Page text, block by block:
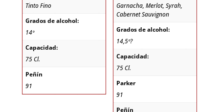
Tinto Fino
Grados de alcohol:
14º
Capacidad:
75 Cl.
Peñín
91
Garnacha, Merlot, Syrah,
Cabernet Sauvignon
Grados de alcohol:
14,5º?
Capacidad:
75 Cl.
Parker
91
Peñín